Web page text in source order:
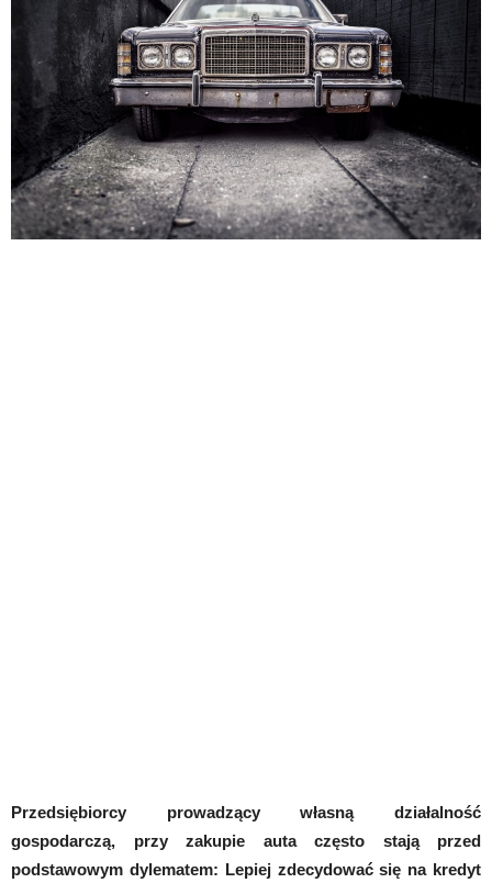
Przedsiębiorcy prowadzący własną działalność
gospodarczą, przy zakupie auta często stają przed
podstawowym dylematem: Lepiej zdecydować się na kredyt